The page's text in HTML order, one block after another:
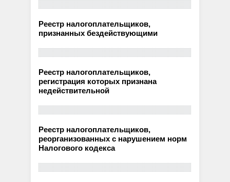
Реестр налогоплательщиков,
признанных бездействующими
Реестр налогоплательщиков,
регистрация которых признана
недействительной
Реестр налогоплательщиков,
реорганизованных с нарушением норм
Налогового кодекса